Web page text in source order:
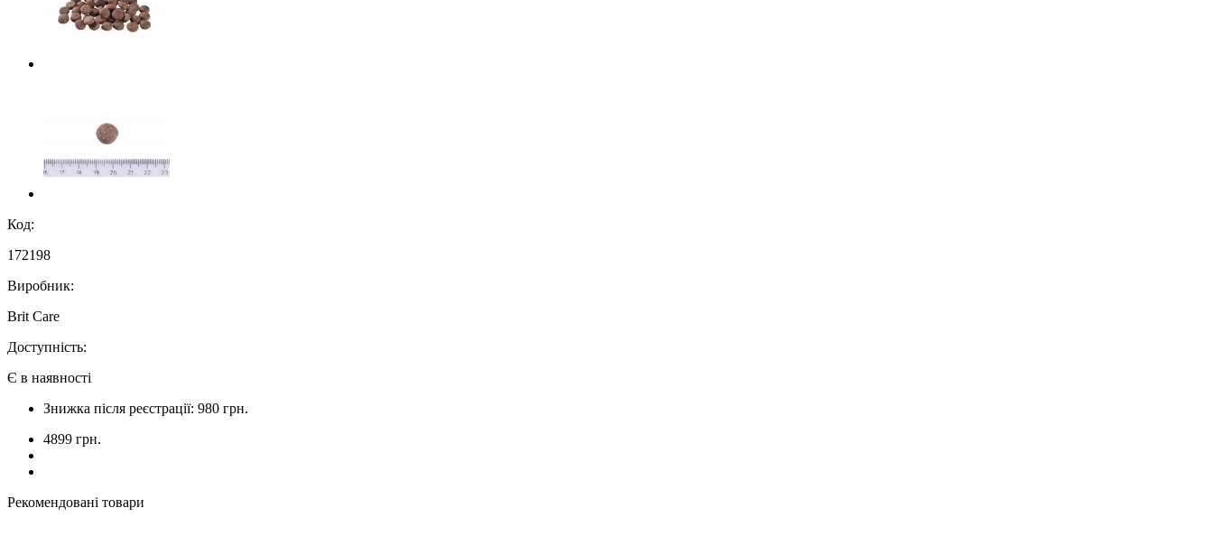
Код:
172198
Виробник:
Brit Care
Доступність:
Є в наявності
Знижка після реєстрації: 980 грн.
4899 грн.
Рекомендовані товари